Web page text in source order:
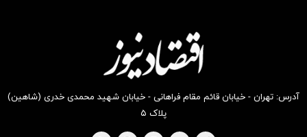
بخر !
بخر !
آدرس: تهران - خیابان قائم مقام فراهانی - خیابان شهید محمدی خدری (شاهین)
پلاک ۵